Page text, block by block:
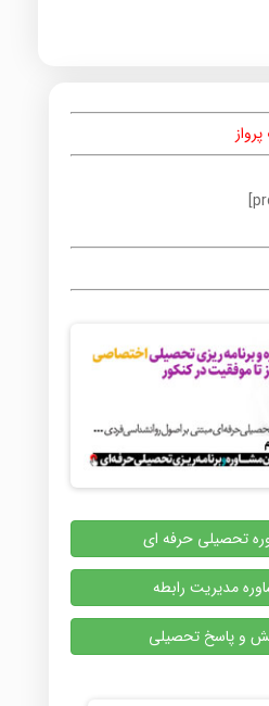
تحصیلی حرفه ای
مدیریت رابطه
و پاسخ تحصیلی